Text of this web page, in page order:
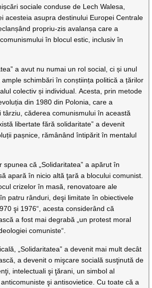
sociale conduse de Lech Walesa,
acesteia asupra destinului Europei Centrale
propriu-zis avalanșa care a
în blocul estic, inclusiv în
a avut nu numai un rol social, ci și unul
schimbări în conștiința politică a țărilor
colectiv și individual. Acesta, prin metode
din 1980 din Polonia, care a
târziu, căderea comunismului în această
libertate fără solidaritate” a devenit
pașnice, rămânând întipărit în mentalul
spunea că „Solidaritatea” a apărut în
apară în nicio altă ţară a blocului comunist.
crizelor în masă, renovatoare ale
patru rânduri, deşi limitate în obiectivele
şi 1976“, acesta considerând că
a fost mai degrabă „un protest moral
comuniste“.
„Solidaritatea” a devenit mai mult decât
a devenit o mişcare socială susţinută de
intelectuali şi ţărani, un simbol al
şi antisovietice. Cu toate că a